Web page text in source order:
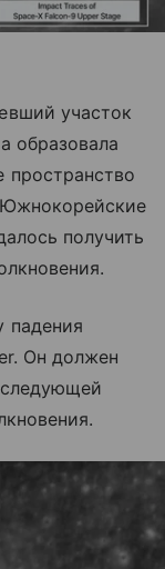
участок
образовала
Южнокорейские
получить
падения
Он должен